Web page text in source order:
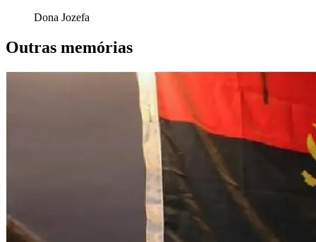
Dona Jozefa
Outras memórias